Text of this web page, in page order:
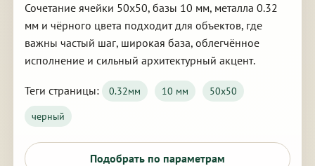
Сочетание ячейки 50х50, базы 10 мм, металла 0.32
мм и чёрного цвета подходит для объектов, где
важны частый шаг, широкая база, облегчённое
исполнение и сильный архитектурный акцент.
Теги страницы: 0.32мм 10 мм
50х50
черный
Подобрать по параметрам